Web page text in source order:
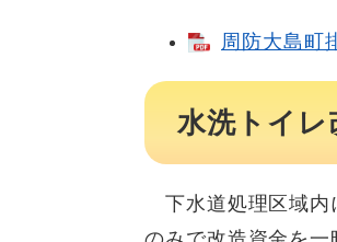
周防大島町
水洗トイレ
下水道処理区域内